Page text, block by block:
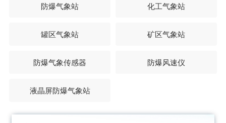
防爆气象站 化工气象站
罐区气象站 矿区气象站
防爆气象传感器 防爆风速仪
液晶屏防爆气象站